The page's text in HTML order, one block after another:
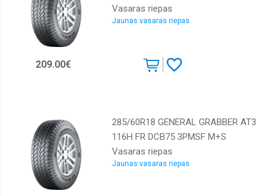
Vasaras riepas
Jaunas vasaras riepas
209.00€
285/60R18 GENERAL GRABBER AT3
116H FR DCB75 3PMSF M+S
Vasaras riepas
Jaunas vasaras riepas